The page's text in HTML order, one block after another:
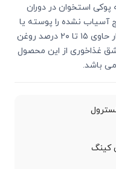
استخوان در دوران
از مقدار برنج آسیاب نشده را پوسته یا
سبوس تشکیل می دهد اما همین مقدار حاوی ۱۵ تا ۲۰ درصد روغن
غذاخوری از این محصول
کینگ